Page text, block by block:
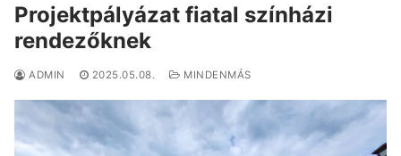
Projektpályázat fiatal színházi
rendezőknek
ADMIN 2025.05.08. MINDENMÁS